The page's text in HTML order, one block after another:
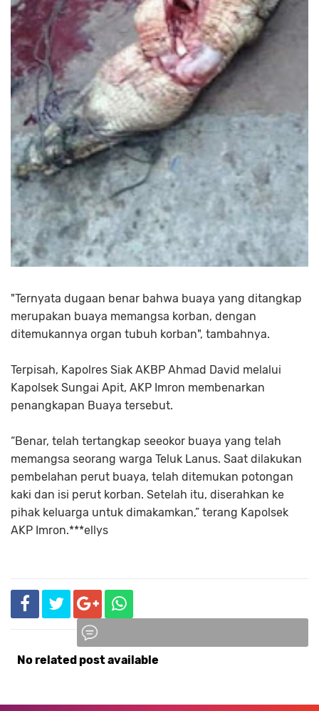
"Ternyata dugaan benar bahwa buaya yang ditangkap
merupakan buaya memangsa korban, dengan
ditemukannya organ tubuh korban", tambahnya.
Terpisah, Kapolres Siak AKBP Ahmad David melalui
Kapolsek Sungai Apit, AKP Imron membenarkan
penangkapan Buaya tersebut.
“Benar, telah tertangkap seeokor buaya yang telah
memangsa seorang warga Teluk Lanus. Saat dilakukan
pembelahan perut buaya, telah ditemukan potongan
kaki dan isi perut korban. Setelah itu, diserahkan ke
pihak keluarga untuk dimakamkan,” terang Kapolsek
AKP Imron.***ellys
No related post available